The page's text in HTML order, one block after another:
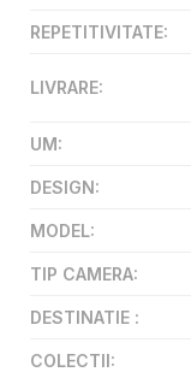
REPETITIVITATE:
LIVRARE:
UM:
DESIGN:
MODEL:
TIP CAMERA:
DESTINATIE :
COLECTII: